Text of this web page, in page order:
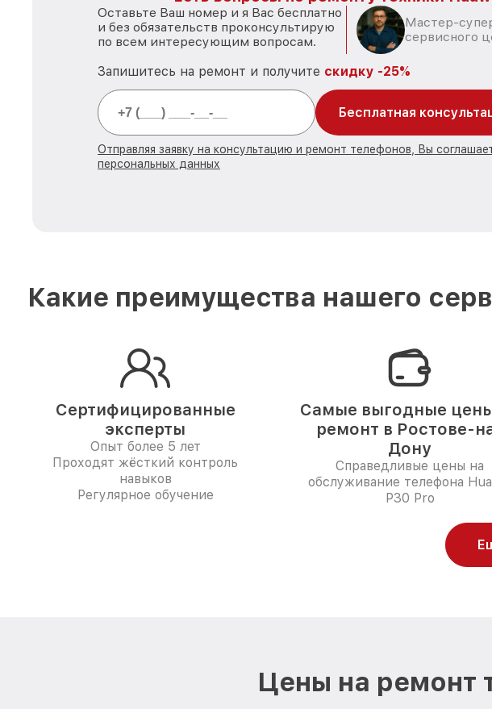
Оставьте Ваш номер и я Вас бесплатно
и без обязательств проконсультирую
по всем интересующим вопросам.
Мастер-
сервисного
Запишитесь на ремонт и получите скидку -25%
Бесплатная
Отправляя заявку на консультацию и ремонт телефонов, Вы
персональных данных
Какие преимущества нашего
Сертифицированные
эксперты
Опыт более 5 лет
Проходят жёсткий контроль
навыков
Регулярное обучение
Самые выгодные
ремонт в Ростове-
Дону
Справедливые цены на
обслуживание телефона
P30 Pro
Цены на ремонт